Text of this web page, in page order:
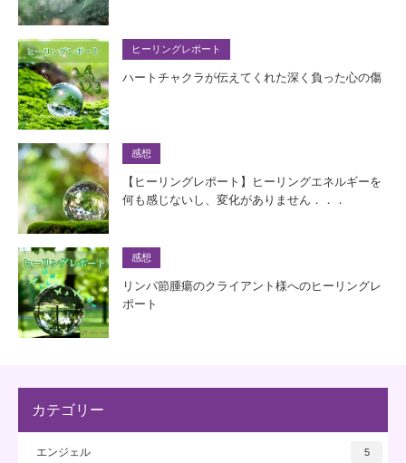
ヒーリングレポート
ハートチャクラが伝えてくれた深く負った心の傷
感想
【ヒーリングレポート】ヒーリングエネルギーを
何も感じないし、変化がありません．．．
感想
リンパ節腫瘍のクライアント様へのヒーリングレ
ポート
カテゴリー
エンジェル 5